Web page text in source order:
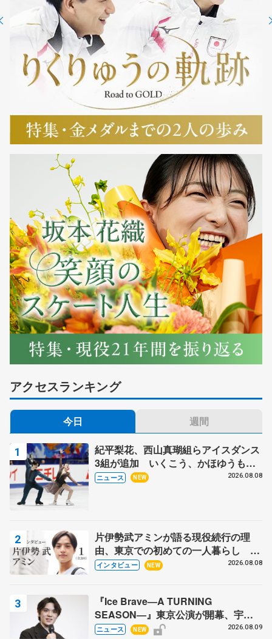
アクセスランキング
今日 週間
紀平梨花、西山真瑚組らアイスダンス
3組が追加 いくこう、かほゆうも、
木下グループ杯
ニュース NEW 2026.08.08
片伊勢武アミンが語る現役続行の理
由、東京での初めての一人暮らし 注
目スケーターの「今」に迫る
インタビュー NEW 2026.08.08
『Ice Brave―A TURNING
SEASON―』東京公演が開幕、宇野
昌磨の『Ice Brave』にかける思いを
ニュース NEW 2026.08.09